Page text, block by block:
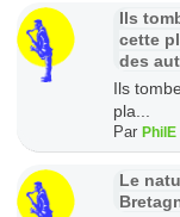
Ils
cette
des
Ils
pla...
ParPhilE
Le